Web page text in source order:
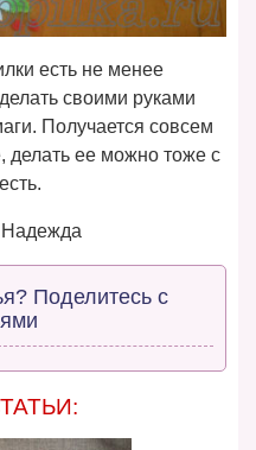
есть не менее
своими руками
Получается совсем
делать ее можно тоже с
Надежда
Поделитесь с